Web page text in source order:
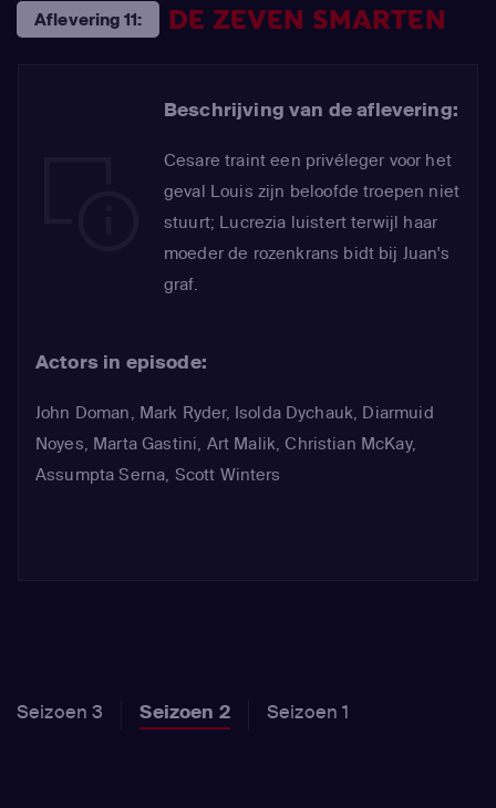
Aflevering 11: DE ZEVEN SMARTEN
Beschrijving van de aflevering:
Cesare traint een privéleger voor het
geval Louis zijn beloofde troepen niet
stuurt; Lucrezia luistert terwijl haar
moeder de rozenkrans bidt bij Juan's
graf.
Actors in episode:
John Doman, Mark Ryder, Isolda Dychauk, Diarmuid
Noyes, Marta Gastini, Art Malik,Christian McKay,
Assumpta Serna, Scott Winters
Seizoen 3 Seizoen 2 Seizoen 1